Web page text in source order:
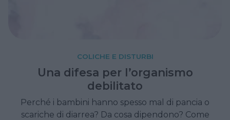
COLICHE E DISTURBI
Una difesa per l’organismo
debilitato
Perché i bambini hanno spesso mal di pancia o
scariche di diarrea? Da cosa dipendono? Come